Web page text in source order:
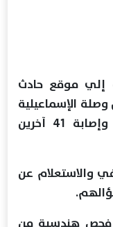
إلي موقع حادث
الإسماعيلية
- القاهرة، أسفر عن مصرع طفل وإصابة 41 آخرين
والاستعلام عن
فحص هندسية من